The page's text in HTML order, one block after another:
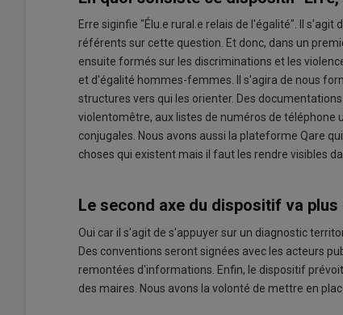
Erre siginfie "Élu.e rural.e relais de l'égalité". Il
référents sur cette question. Et donc, dans un
ensuite formés sur les discriminations et les
et d'égalité hommes-femmes. Il s'agira de nous
structures vers qui les orienter. Des
violentomêtre, aux listes de numéros de téléphone
conjugales. Nous avons aussi la plateforme Qare
choses qui existent mais il faut les rendre visibles
Le second axe du dispositif va plus
Oui car il s'agit de s'appuyer sur un diagnostic
Des conventions seront signées avec les acteurs
remontées d'informations. Enfin, le dispositif
des maires. Nous avons la volonté de mettre en